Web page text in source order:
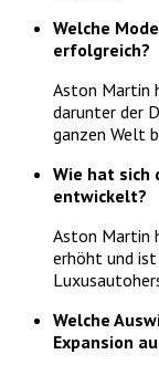
Welche
erfolgreich?
Aston Martin
darunter der
ganzen Welt
Wie hat sich
entwickelt?
Aston Martin
erhöht und
Welche
Expansion